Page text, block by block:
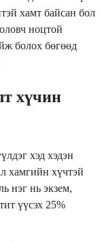
хамт байсан бол
ноцтой
болох бөгөөд
хүчин
хэд хэдэн
хамгийн хүчтэй
нэг нь экзем,
үүсэх 25%